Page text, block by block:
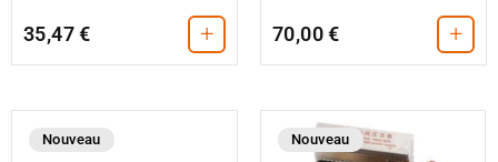
35,47 € + 70,00 € +
Nouveau Nouveau